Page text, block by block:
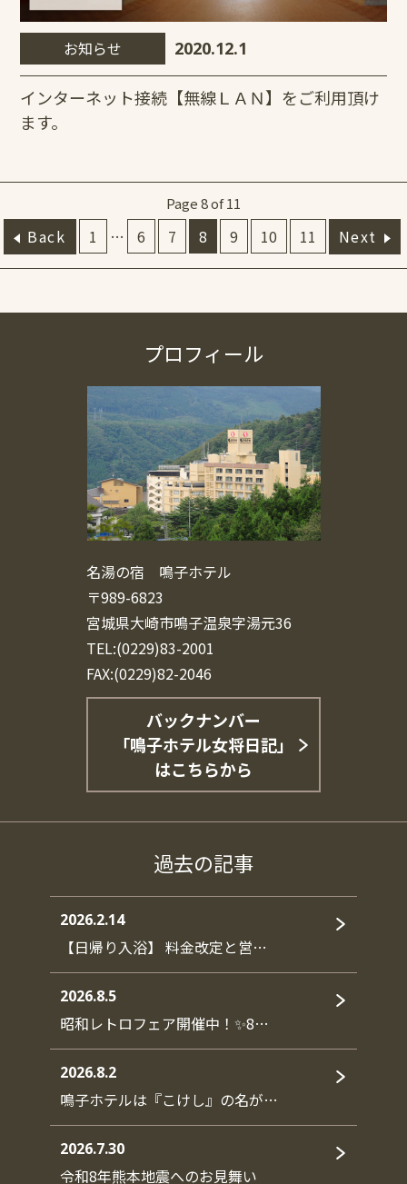
お知らせ 2020.12.1
インターネット接続【無線ＬＡＮ】をご利用頂け
ます。
Page 8 of 11
Back 1 … 6 7 8 9 10 11 Next
プロフィール
名湯の宿 鳴子ホテル
〒989-6823
宮城県大崎市鳴子温泉字湯元36
TEL:(0229)83-2001
FAX:(0229)82-2046
バックナンバー
「鳴子ホテル女将日記」
はこちらから
過去の記事
2026.2.14
【日帰り入浴】 料金改定と営…
2026.8.5
昭和レトロフェア開催中！✨8…
2026.8.2
鳴子ホテルは『こけし』の名が…
2026.7.30
令和8年熊本地震へのお見舞い